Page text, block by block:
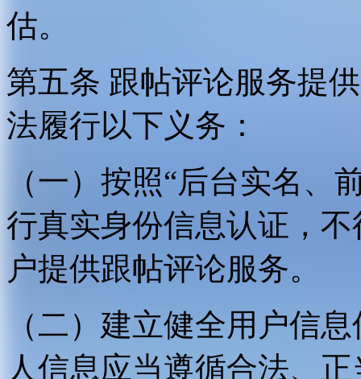
估。
第五条 跟帖评论服务提
法履行以下义务：
（一）按照“后台实名、
行真实身份信息认证，
户提供跟帖评论服务。
（二）建立健全用户信
人信息应当遵循合法、